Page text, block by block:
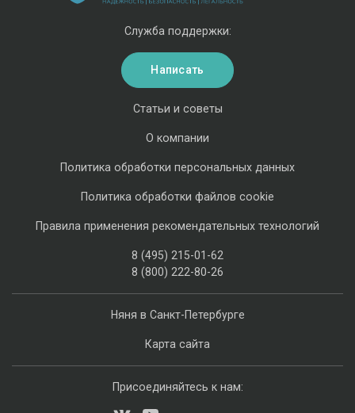
Няня в Санкт-Петербурге
Карта сайта
Статьи и советы
О компании
Политика обработки персональных данных
Политика обработки файлов cookie
Правила применения рекомендательных технологий
8 (495) 215-01-62
8 (800) 222-80-26
Служба поддержки:
Написать
Присоединяйтесь к нам: